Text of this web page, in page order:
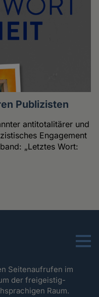
Publizisten
antitotalitärer und
Engagement
„Letztes Wort:
Menu
Seitenaufrufen im
der freigeistig-
Raum.